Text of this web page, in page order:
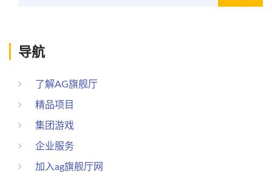
导航
了解AG旗舰厅
精品项目
集团游戏
企业服务
加入ag旗舰厅网